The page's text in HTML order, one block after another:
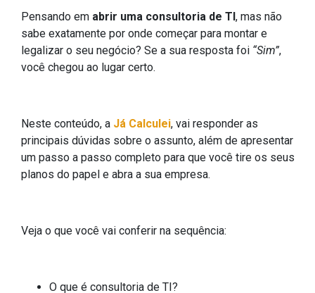
Pensando em abrir uma consultoria de TI, mas não
sabe exatamente por onde começar para montar e
legalizar o seu negócio? Se a sua resposta foi “Sim”,
você chegou ao lugar certo.
Neste conteúdo, a Já Calculei, vai responder as
principais dúvidas sobre o assunto, além de apresentar
um passo a passo completo para que você tire os seus
planos do papel e abra a sua empresa.
Veja o que você vai conferir na sequência:
O que é consultoria de TI?